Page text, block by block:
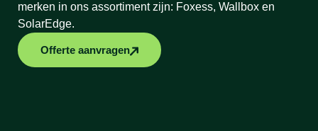
merken in ons assortiment zijn: Foxess, Wallbox en
SolarEdge.
Offerte aanvragen